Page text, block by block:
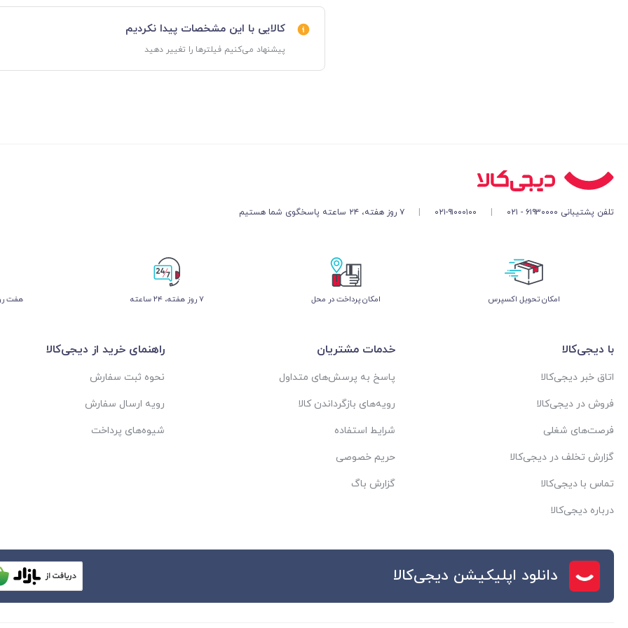
کالایی با این مشخصات پیدا نکردیم
پیشنهاد می‌کنیم فیلترها را تغییر دهید
تلفن پشتیبانی ۶۱۹۳۰۰۰۰ - ۰۲۱ ۰۲۱-۹۱۰۰۰۱۰۰ ۷ روز هفته، ۲۴ ساعته پاسخگوی شما هستیم
اﻣﮑﺎن ﺗﺤﻮﯾﻞ اﮐﺴﭙﺮس امکان پرداخت در محل ۷ روز ﻫﻔﺘﻪ، ۲۴ ﺳﺎﻋﺘﻪ هفت
با دیجی‌کالا
اتاق خبر دیجی‌کالا
فروش در دیجی‌کالا
فرصت‌های شغلی
گزارش تخلف در دیجی‌کالا
تماس با دیجی‌کالا
درباره دیجی‌کالا
خدمات مشتریان
پاسخ به پرسش‌های متداول
رویه‌های بازگرداندن کالا
شرایط استفاده
حریم خصوصی
گزارش باگ
راهنمای خرید از دیجی‌کالا
نحوه ثبت سفارش
رویه ارسال سفارش
شیوه‌های پرداخت
دانلود اپلیکیشن دیجی‌کالا